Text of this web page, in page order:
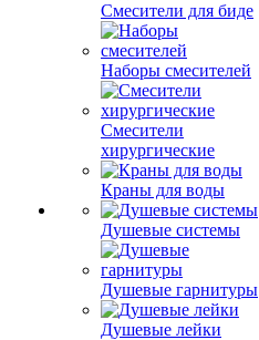
Смесители для биде
Наборы смесителей
Смесители
хирургические
Краны для воды
Душевые системы
Душевые гарнитуры
Душевые лейки